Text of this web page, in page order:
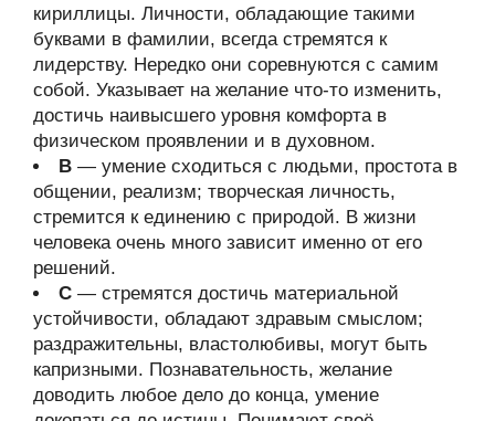
кириллицы. Личности, обладающие такими
буквами в фамилии, всегда стремятся к
лидерству. Нередко они соревнуются с самим
собой. Указывает на желание что-то изменить,
достичь наивысшего уровня комфорта в
физическом проявлении и в духовном.
В — умение сходиться с людьми, простота в
общении, реализм; творческая личность,
стремится к единению с природой. В жизни
человека очень много зависит именно от его
решений.
С — стремятся достичь материальной
устойчивости, обладают здравым смыслом;
раздражительны, властолюбивы, могут быть
капризными. Познавательность, желание
доводить любое дело до конца, умение